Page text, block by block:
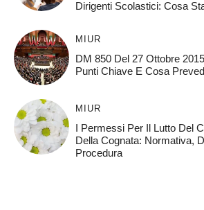
Dirigenti Scolastici: Cosa
MIUR
DM 850 Del 27 Ottobre
Punti Chiave E Cosa
MIUR
I Permessi Per Il Lutto Del
Della Cognata: Normativa,
Procedura